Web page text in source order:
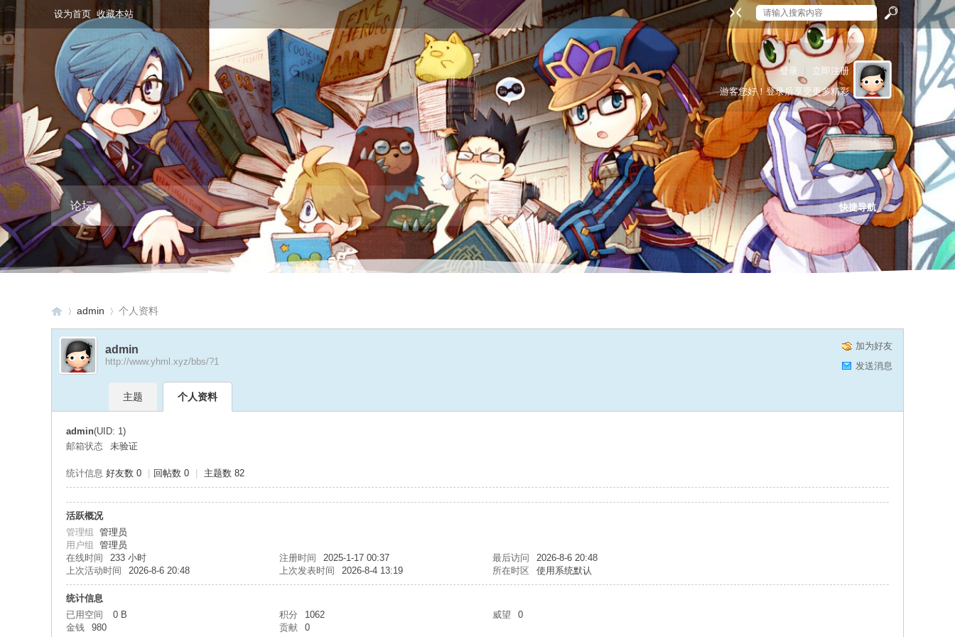
设为首页 收藏本站
索
登录
立即注册
游客您好！登录后享受更多精彩
快捷导航
论坛
永›
admin 个人资料
加为好友
发送消息
admin
http://www.yhml.xyz/bbs/?1
主题 个人资料
admin(UID: 1)
邮箱状态
未验证
统计信息 好友数 0 回帖数 0 主题数 82
活跃概况
管理组 管理员
用户组 管理员
在线时间
233 小时 注册时间 2025-1-17 00:37 最后访问
2026-8-6 20:48
上次活动时间
2026-8-6 20:48 上次发表时间 2026-8-4 13:19 所在时区 使用系统默认
统计信息
已用空间
0 B 积分 1062 威望
0
金钱
980 贡献 0